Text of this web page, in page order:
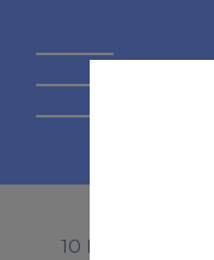
10 DÉCEMBRE